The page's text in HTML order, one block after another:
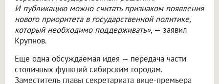
И публикацию можно считать признаком появления
нового приоритета в государственной политике,
который необходимо поддерживать», — заявил
Крупнов.
Еще одна обсуждаемая идея — передача части
столичных функций сибирским городам.
Заместитель главы секретариата вице-премьера